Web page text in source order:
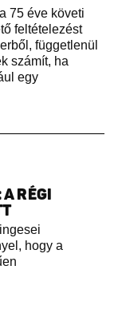
75 éve követi
feltételezést
függetlenül
számít, ha
egy
RÉGI
hogy a